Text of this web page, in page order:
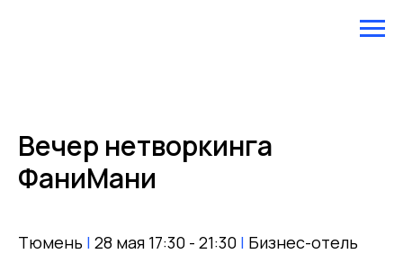
Вечер нетворкинга
ФаниМани
Тюмень | 28 мая 17:30 - 21:30 | Бизнес-отель